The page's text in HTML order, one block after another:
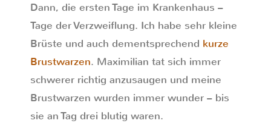
Dann, die ersten Tage im Krankenhaus –
Tage der Verzweiflung. Ich habe sehr kleine
Brüste und auch dementsprechend kurze
Brustwarzen. Maximilian tat sich immer
schwerer richtig anzusaugen und meine
Brustwarzen wurden immer wunder – bis
sie an Tag drei blutig waren.